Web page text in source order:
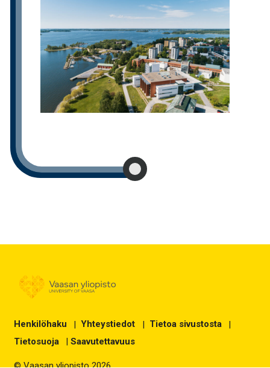
Henkilöhaku | Yhteystiedot | Tietoa sivustosta
|
Tietosuoja
| Saavutettavuus
© Vaasan yliopisto 2026